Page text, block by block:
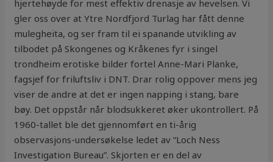
hjertehøyde for mest effektiv drenasje av hevelsen. Vi
gler oss over at Ytre Nordfjord Turlag har fått denne
mulegheita, og ser fram til ei spanande utvikling av
tilbodet på Skongenes og Kråkenes fyr i singel
trondheim erotiske bilder fortel Anne-Mari Planke,
fagsjef for friluftsliv i DNT. Drar rolig oppover mens jeg
viser de andre at det er ingen napping i stang, bare
bøy. Det oppstår når blodsukkeret øker ukontrollert. På
1960-tallet ble det gjennomført en ti-årig
observasjons-undersøkelse ledet av “Loch Ness
Investigation Bureau”. Skjorten er en del av